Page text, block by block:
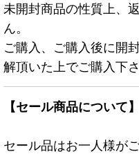
未開封商品の性質上、
ん。
ご購入、ご購入後に開
解頂いた上でご購入下さ
【セール商品について】
セール品はお一人様が